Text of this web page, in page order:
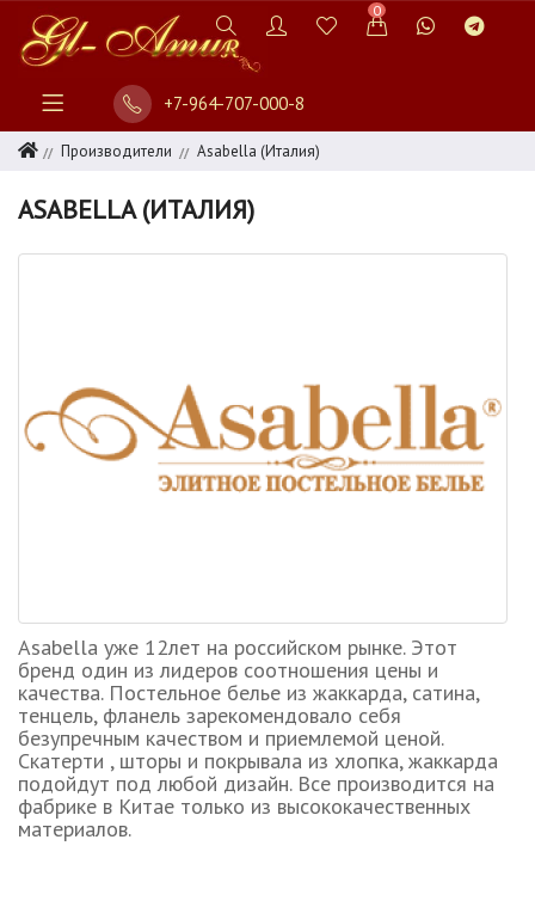
0
+7-964-707-000-8
Производители Asabella (Италия)
ASABELLA (ИТАЛИЯ)
Asabella уже 12лет на российском рынке. Этот
бренд один из лидеров соотношения цены и
качества. Постельное белье из жаккарда, сатина,
тенцель, фланель зарекомендовало себя
безупречным качеством и приемлемой ценой.
Скатерти , шторы и покрывала из хлопка, жаккарда
подойдут под любой дизайн. Все производится на
фабрике в Китае только из высококачественных
материалов.